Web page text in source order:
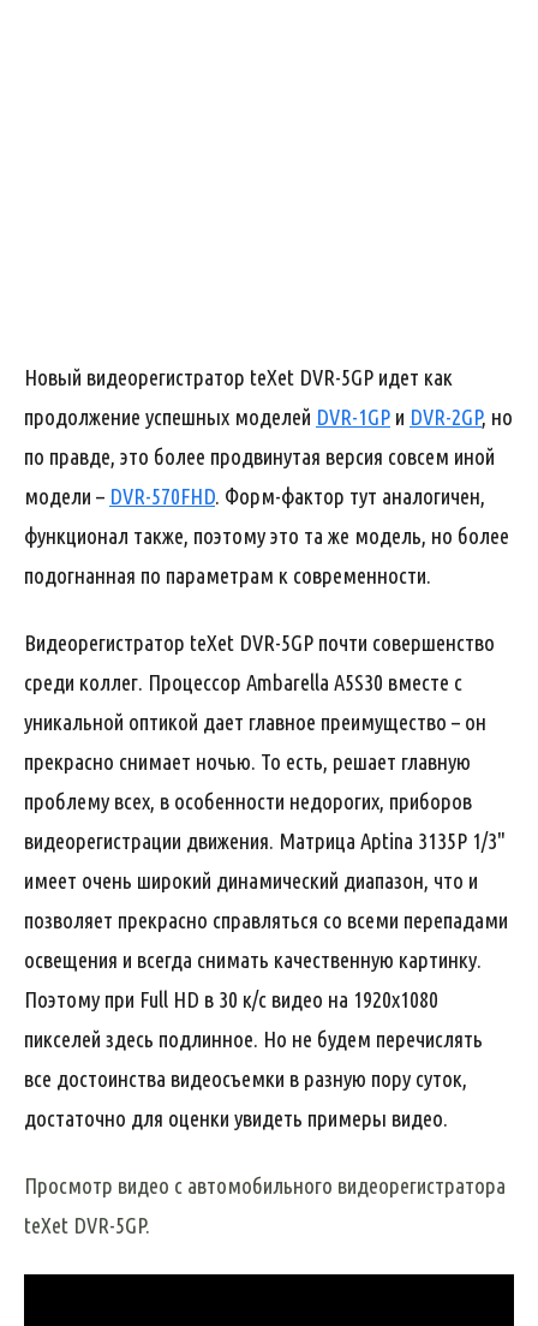
Новый видеорегистратор teXet DVR-5GP идет как
продолжение успешных моделей DVR-1GP и DVR-2GP, но
по правде, это более продвинутая версия совсем иной
модели – DVR-570FHD. Форм-фактор тут аналогичен,
функционал также, поэтому это та же модель, но более
подогнанная по параметрам к современности.
Видеорегистратор teXet DVR-5GP почти совершенство
среди коллег. Процессор Ambarella A5S30 вместе с
уникальной оптикой дает главное преимущество – он
прекрасно снимает ночью. То есть, решает главную
проблему всех, в особенности недорогих, приборов
видеорегистрации движения. Матрица Aptina 3135P 1/3"
имеет очень широкий динамический диапазон, что и
позволяет прекрасно справляться со всеми перепадами
освещения и всегда снимать качественную картинку.
Поэтому при Full HD в 30 к/с видео на 1920х1080
пикселей здесь подлинное. Но не будем перечислять
все достоинства видеосъемки в разную пору суток,
достаточно для оценки увидеть примеры видео.
Просмотр видео с автомобильного видеорегистратора
teXet DVR-5GP.